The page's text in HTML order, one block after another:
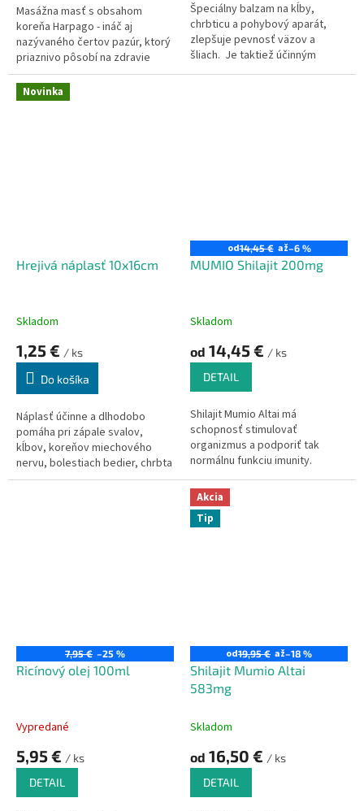
Masážna masť s obsahom
koreňa Harpago - ináč aj
nazývaného čertov pazúr, ktorý
priaznivo pôsobí na zdravie
kĺbov. Má utišujúci,
protizápalové, antiseptické a
anestetické účinky.
Špeciálny balzam na kĺby,
chrbticu a pohybový aparát,
zlepšuje pevnosť väzov a
šliach. Je taktiež účinným
prostriedkom na prevenciu
Novinka
Hrejivá náplasť 10x16cm
Skladom
1,25 € / ks
Do košíka
Náplasť účinne a dlhodobo
pomáha pri zápale svalov,
kĺbov, koreňov miechového
nervu, bolestiach bedier, chrbta
a ochorení z prechladnutia.
od14,45 € až–6 %
MUMIO Shilajit 200mg
Skladom
od 14,45 € / ks
DETAIL
Shilajit Mumio Altai má
schopnosť stimulovať
organizmus a podporiť tak
normálnu funkciu imunity.
7,95 € –25 %
Ricínový olej 100ml
Vypredané
5,95 € / ks
DETAIL
Akcia
Tip
od19,95 € až–18 %
Shilajit Mumio Altai
583mg
Skladom
od 16,50 € / ks
DETAIL